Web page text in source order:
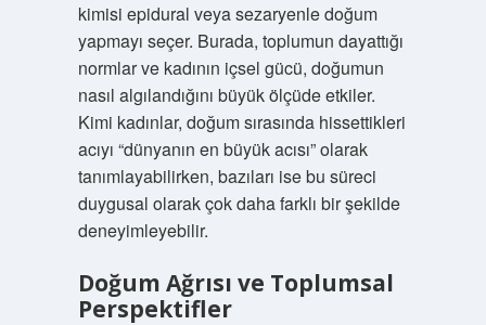
kimisi epidural veya sezaryenle doğum
yapmayı seçer. Burada, toplumun dayattığı
normlar ve kadının içsel gücü, doğumun
nasıl algılandığını büyük ölçüde etkiler.
Kimi kadınlar, doğum sırasında hissettikleri
acıyı “dünyanın en büyük acısı” olarak
tanımlayabilirken, bazıları ise bu süreci
duygusal olarak çok daha farklı bir şekilde
deneyimleyebilir.
Doğum Ağrısı ve Toplumsal
Perspektifler